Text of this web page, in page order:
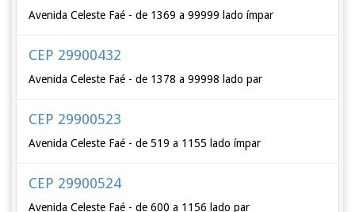
Avenida Celeste Faé - de 1369 a 99999 lado ímpar
CEP 29900432
Avenida Celeste Faé - de 1378 a 99998 lado par
CEP 29900523
Avenida Celeste Faé - de 519 a 1155 lado ímpar
CEP 29900524
Avenida Celeste Faé - de 600 a 1156 lado par